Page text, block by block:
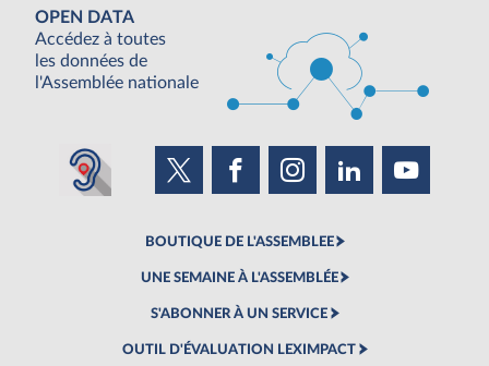
OPEN DATA
Accédez à toutes
les données de
l'Assemblée nationale
BOUTIQUE DE L'ASSEMBLEE
UNE SEMAINE À L'ASSEMBLÉE
S'ABONNER À UN SERVICE
OUTIL D'ÉVALUATION LEXIMPACT